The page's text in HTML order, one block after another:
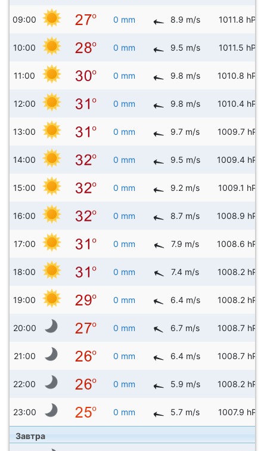
09:00 0 mm 8.9 m/s 1011.8 hPa
10:00 0 mm 9.5 m/s 1011.5 hPa
11:00 0 mm 9.8 m/s 1010.8 hPa
12:00 0 mm 9.8 m/s 1010.4 hPa
13:00 0 mm 9.7 m/s 1009.7 hPa
14:00 0 mm 9.5 m/s 1009.4 hPa
15:00 0 mm 9.2 m/s 1009.1 hPa
16:00 0 mm 8.7 m/s 1008.9 hPa
17:00 0 mm 7.9 m/s 1008.6 hPa
18:00 0 mm 7.4 m/s 1008.2 hPa
19:00 0 mm 6.4 m/s 1008.2 hPa
20:00 0 mm 6.7 m/s 1008.7 hPa
21:00 0 mm 6.4 m/s 1008.7 hPa
22:00 0 mm 5.9 m/s 1008.2 hPa
23:00 0 mm 5.7 m/s 1007.9 hPa
Завтра